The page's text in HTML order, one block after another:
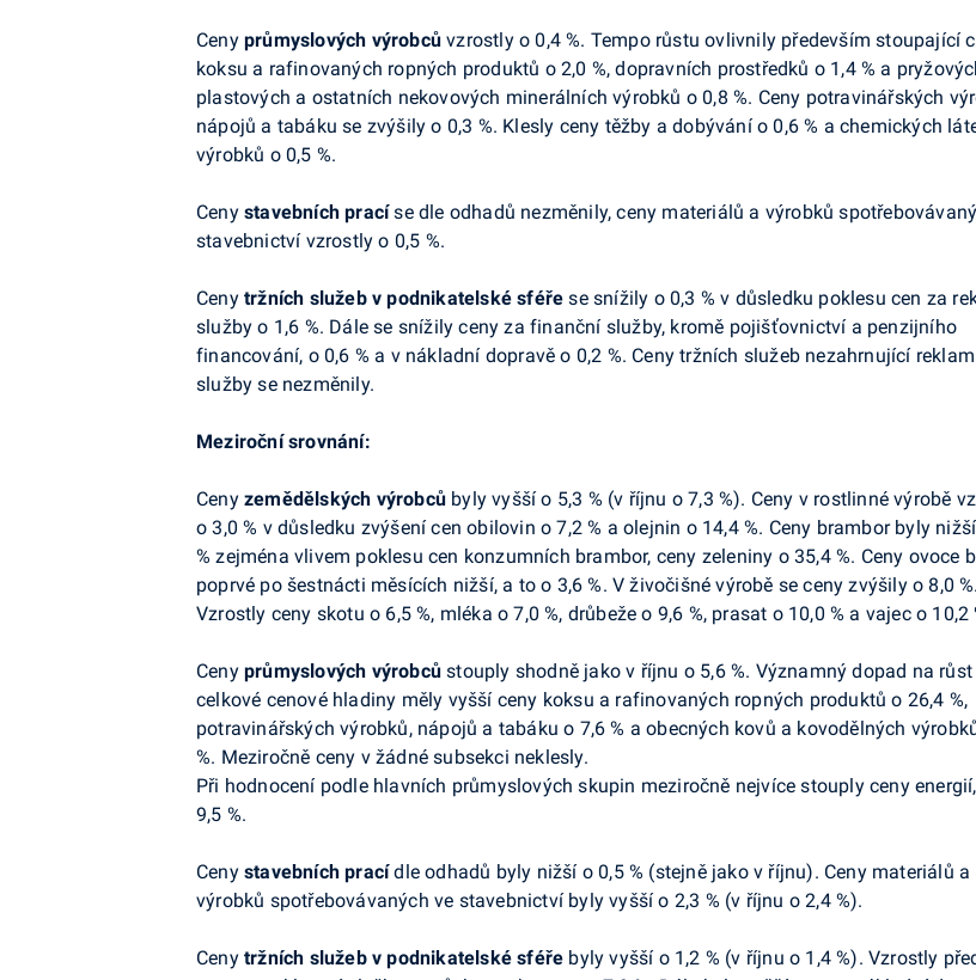
Ceny průmyslových výrobců vzrostly o 0,4 %. Tempo růstu ovlivnily především stoupající
koksu a rafinovaných ropných produktů o 2,0 %, dopravních prostředků o 1,4 % a
plastových a ostatních nekovových minerálních výrobků o 0,8 %. Ceny potravinářských
nápojů a tabáku se zvýšily o 0,3 %. Klesly ceny těžby a dobývání o 0,6 % a chemických
výrobků o 0,5 %.
Ceny stavebních pracíse dle odhadů nezměnily, ceny materiálů a výrobků
stavebnictví vzrostly o 0,5 %.
Ceny tržních služeb v podnikatelské sféřese snížily o 0,3 % v důsledku poklesu cen za
služby o 1,6 %. Dále se snížily ceny za finanční služby, kromě pojišťovnictví a penzijního
financování, o 0,6 % a v nákladní dopravě o 0,2 %. Ceny tržních služeb nezahrnující
služby se nezměnily.
Meziroční srovnání:
Ceny zemědělských výrobců byly vyšší o 5,3 % (v říjnu o 7,3 %). Ceny v rostlinné výrobě
o 3,0 % v důsledku zvýšení cen obilovin o 7,2 % a olejnin o 14,4 %. Ceny brambor byly
% zejména vlivem poklesu cen konzumních brambor, ceny zeleniny o 35,4 %. Ceny ovoce
poprvé po šestnácti měsících nižší, a to o 3,6 %. V živočišné výrobě se ceny zvýšily o 8,0 %.
Vzrostly ceny skotu o 6,5 %, mléka o 7,0 %, drůbeže o 9,6 %, prasat o 10,0 % a vajec o 10,2
Ceny průmyslových výrobců stouply shodně jako v říjnu o 5,6 %. Významný dopad na růst
celkové cenové hladiny měly vyšší ceny koksu a rafinovaných ropných produktů o 26,4 %,
potravinářských výrobků, nápojů a tabáku o 7,6 % a obecných kovů a kovodělných
%. Meziročně ceny v žádné subsekci neklesly.
Při hodnocení podle hlavních průmyslových skupin meziročně nejvíce stouply ceny
9,5 %.
Ceny stavebních pracídle odhadů byly nižší o 0,5 % (stejně jako v říjnu). Ceny materiálů a
výrobků spotřebovávaných ve stavebnictví byly vyšší o 2,3 % (v říjnu o 2,4 %).
Ceny tržních služeb v podnikatelské sféře byly vyšší o 1,2 % (v říjnu o 1,4 %). Vzrostly